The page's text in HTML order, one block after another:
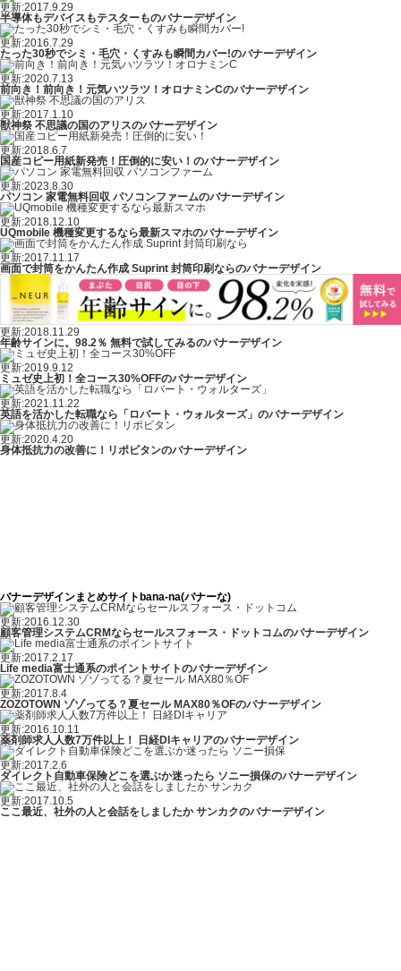
更新:2017.9.29
半導体もデバイスもテスターものバナーデザイン
更新:2016.7.29
たった30秒でシミ・毛穴・くすみも瞬間カバー!のバナーデザイン
更新:2020.7.13
前向き！前向き！元気ハツラツ！オロナミンCのバナーデザイン
更新:2017.1.10
獣神祭 不思議の国のアリスのバナーデザイン
更新:2018.6.7
国産コピー用紙新発売！圧倒的に安い！のバナーデザイン
更新:2023.8.30
パソコン 家電無料回収 パソコンファームのバナーデザイン
更新:2018.12.10
UQmobile 機種変更するなら最新スマホのバナーデザイン
更新:2017.11.17
画面で封筒をかんたん作成 Suprint 封筒印刷ならのバナーデザイン
更新:2018.11.29
年齢サインに。98.2％ 無料で試してみるのバナーデザイン
更新:2019.9.12
ミュゼ史上初！全コース30%OFFのバナーデザイン
更新:2021.11.22
英語を活かした転職なら「ロバート・ウォルターズ」のバナーデザイン
更新:2020.4.20
身体抵抗力の改善に！リポビタンのバナーデザイン
バナーデザインまとめサイトbana-na(バナーな)
更新:2016.12.30
顧客管理システムCRMならセールスフォース・ドットコムのバナーデザイン
更新:2017.2.17
Life media富士通系のポイントサイトのバナーデザイン
更新:2017.8.4
ZOZOTOWN ゾゾってる？夏セール MAX80％OFのバナーデザイン
更新:2016.10.11
薬剤師求人人数7万件以上！ 日経DIキャリアのバナーデザイン
更新:2017.2.6
ダイレクト自動車保険どこを選ぶか迷ったら ソニー損保のバナーデザイン
更新:2017.10.5
ここ最近、社外の人と会話をしましたか サンカクのバナーデザイン